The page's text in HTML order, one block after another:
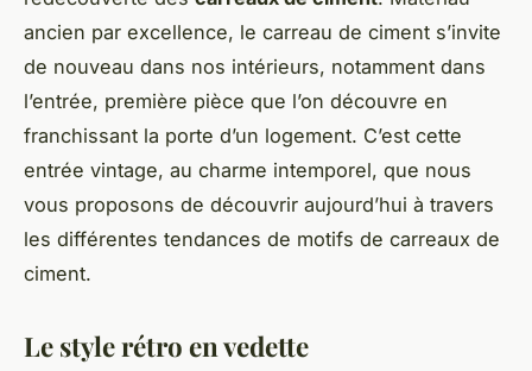
ancien par excellence, le carreau de ciment s’invite
de nouveau dans nos intérieurs, notamment dans
l’entrée, première pièce que l’on découvre en
franchissant la porte d’un logement. C’est cette
entrée vintage, au charme intemporel, que nous
vous proposons de découvrir aujourd’hui à travers
les différentes tendances de motifs de carreaux de
ciment.
Le style rétro en vedette